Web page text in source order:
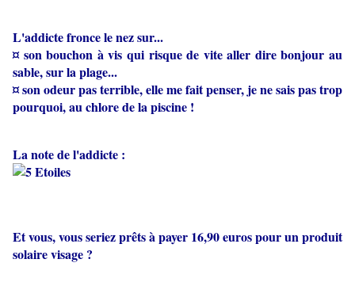
L'addicte fronce le nez sur...
¤ son bouchon à vis qui risque de vite aller dire bonjour au
sable, sur la plage...
¤ son odeur pas terrible, elle me fait penser, je ne sais pas trop
pourquoi, au chlore de la piscine !
La note de l'addicte :
Et vous, vous seriez prêts à payer 16,90 euros pour un produit
solaire visage ?